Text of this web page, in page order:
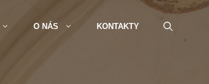
O NÁS KONTAKTY